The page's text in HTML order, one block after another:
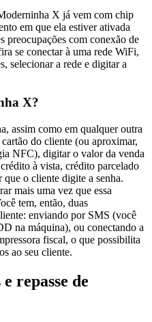
X já vem com chip
em que ela estiver ativada
preocupações com conexão de
se conectar à uma rede WiFi,
selecionar a rede e digitar a
X?
assim como em qualquer outra
do cliente (ou aproximar,
NFC), digitar o valor da venda
à vista, crédito parcelado
o cliente digite a senha.
mais uma vez que essa
tem, então, duas
enviando por SMS (você
na máquina), ou conectando a
fiscal, o que possibilita
ao seu cliente.
repasse de